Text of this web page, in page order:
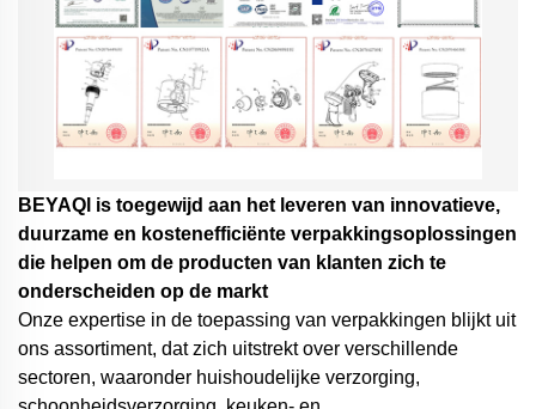
BEYAQl is toegewijd aan het leveren van innovatieve,
duurzame en kostenefficiënte verpakkingsoplossingen
die helpen om de producten van klanten zich te
onderscheiden op de markt
Onze expertise in de toepassing van verpakkingen blijkt uit
ons assortiment, dat zich uitstrekt over verschillende
sectoren, waaronder huishoudelijke verzorging,